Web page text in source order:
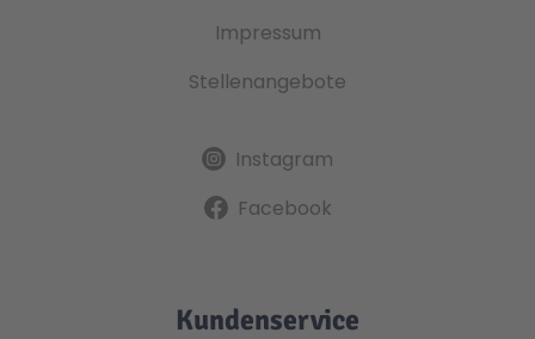
Impressum
Stellenangebote
Instagram
Facebook
Kundenservice